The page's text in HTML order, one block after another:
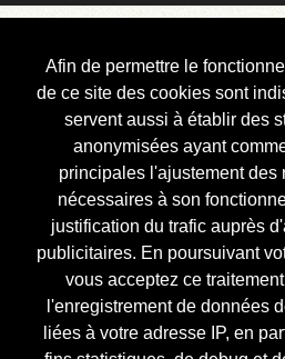
Afin de permettre le
de ce site des cookies sont
servent aussi à établir des
anonymisées ayant
principales l'ajustement des
nécessaires à son
justification du trafic auprès
publicitaires. En poursuivant
vous acceptez ce
l'enregistrement de données
liées à votre adresse IP, en
Courbis, « LE »
Blog Officiel
Bienvenue
Réalisations
Divers (et d’été)
Annonces
Liens externes